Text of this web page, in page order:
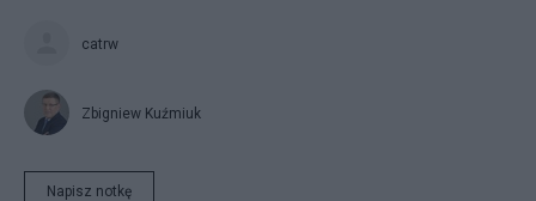
catrw
Zbigniew Kuźmiuk
Napisz notkę